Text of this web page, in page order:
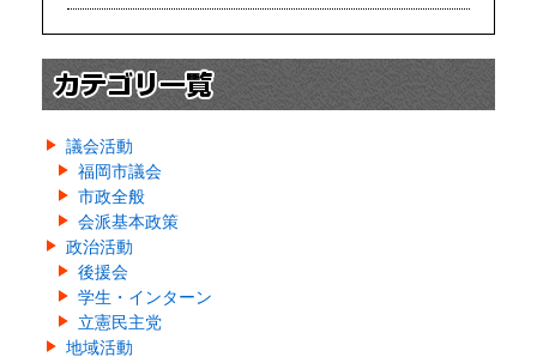
議会活動
福岡市議会
市政全般
会派基本政策
政治活動
後援会
学生・インターン
立憲民主党
地域活動